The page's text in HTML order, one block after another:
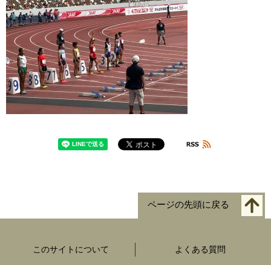
ページの先頭に戻る
このサイトについて よくある質問